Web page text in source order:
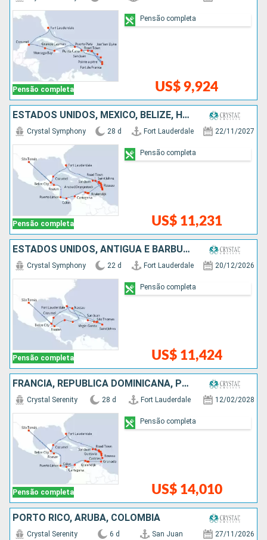
Pensão completa US$ 9,924
Pensão completa
ESTADOS UNIDOS, MÉXICO, BELIZE, HONDURAS, COSTA RICA, PANAMÁ, COLOMBIA, ARUBA, SANTA LUCIA, PORTO RICO, REPUBLICA DOMINICANA, ANTIGUA E BARBUDA, FRANCIA
Pensão completa
Crystal Symphony 28 d Fort Lauderdale 22/11/2027
US$ 11,231
Pensão completa
ESTADOS UNIDOS, ANTIGUA E BARBUDA, PORTO RICO, REPUBLICA DOMINICANA, BAHAMAS, MÉXICO, BELIZE, HONDURAS, ISLAS CAIMÁN, JAMAICA
Pensão completa
Crystal Symphony 22 d Fort Lauderdale 20/12/2026
US$ 11,424
Pensão completa
FRANCIA, REPUBLICA DOMINICANA, PORTO RICO, ANTIGUA E BARBUDA, SANTA LUCIA, GRENADA, ARUBA, COLOMBIA, PANAMÁ, COSTA RICA, HONDURAS, BELIZE, MÉXICO, ESTADOS UNIDOS
Pensão completa
Crystal Serenity 28 d Fort Lauderdale 12/02/2028
US$ 14,010
Pensão completa
PORTO RICO, ARUBA, COLOMBIA
Crystal Serenity 6 d San Juan 27/11/2026